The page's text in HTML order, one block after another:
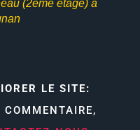
(2ème étage) à
LE SITE: